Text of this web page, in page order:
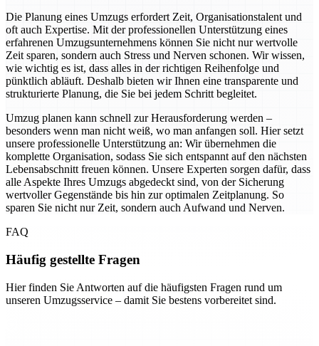
Die Planung eines Umzugs erfordert Zeit, Organisationstalent und
oft auch Expertise. Mit der professionellen Unterstützung eines
erfahrenen Umzugsunternehmens können Sie nicht nur wertvolle
Zeit sparen, sondern auch Stress und Nerven schonen. Wir wissen,
wie wichtig es ist, dass alles in der richtigen Reihenfolge und
pünktlich abläuft. Deshalb bieten wir Ihnen eine transparente und
strukturierte Planung, die Sie bei jedem Schritt begleitet.
Umzug planen kann schnell zur Herausforderung werden –
besonders wenn man nicht weiß, wo man anfangen soll. Hier setzt
unsere professionelle Unterstützung an: Wir übernehmen die
komplette Organisation, sodass Sie sich entspannt auf den nächsten
Lebensabschnitt freuen können. Unsere Experten sorgen dafür, dass
alle Aspekte Ihres Umzugs abgedeckt sind, von der Sicherung
wertvoller Gegenstände bis hin zur optimalen Zeitplanung. So
sparen Sie nicht nur Zeit, sondern auch Aufwand und Nerven.
FAQ
Häufig gestellte Fragen
Hier finden Sie Antworten auf die häufigsten Fragen rund um
unseren Umzugsservice – damit Sie bestens vorbereitet sind.